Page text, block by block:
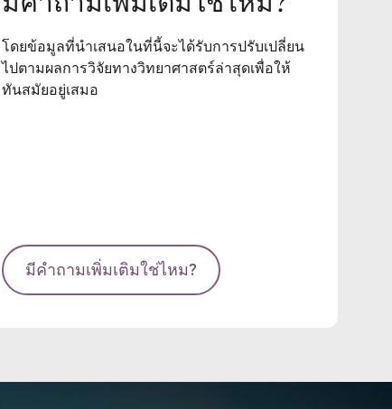
โดยข้อมูลที่นำเสนอในที่นี้จะได้รับการปรับเปลี่ยน
ไปตามผลการวิจัยทางวิทยาศาสตร์ล่าสุดเพื่อให้
ทันสมัยอยู่เสมอ
มีคำถามเพิ่มเติมใช่ไหม?